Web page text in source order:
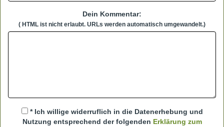
Dein Kommentar:
( HTML ist nicht erlaubt. URLs werden automatisch umgewandelt.)
* Ich willige widerruflich in die Datenerhebung und
Nutzung entsprechend der folgenden Erklärung zum